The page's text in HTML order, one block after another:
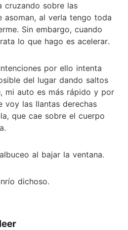
cruzando sobre las
asoman, al verla tengo toda
Sin embargo, cuando
lo que hago es acelerar.
por ello intenta
del lugar dando saltos
mi auto es más rápido y por
voy las llantas derechas
que cae sobre el cuerpo
al bajar la ventana.
dichoso.